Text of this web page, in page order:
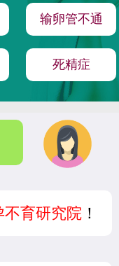
输卵管不通
死精症
不育研究院 ！